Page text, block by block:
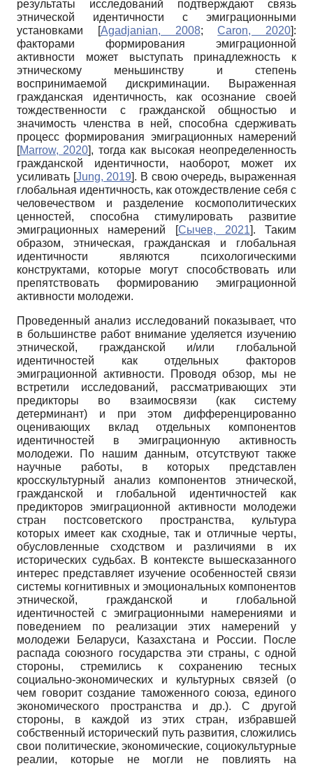
результаты исследований подтверждают связь
этнической идентичности с эмиграционными
установками
[Agadjanian, 2008;Caron, 2020]:
факторами формирования эмиграционной
активности может выступать принадлежность к
этническому меньшинству и степень
воспринимаемой дискриминации. Выраженная
гражданская идентичность, как осознание своей
тождественности с гражданской общностью и
значимость членства в ней, способна сдерживать
процесс формирования эмиграционных намерений
[Marrow, 2020], тогда как высокая неопределенность
гражданской идентичности, наоборот, может их
усиливать [Jung, 2019]. В свою очередь, выраженная
глобальная идентичность, как отождествление себя с
человечеством и разделение космополитических
ценностей, способна стимулировать развитие
эмиграционных намерений
[Сычев, 2021]. Таким
образом, этническая, гражданская и глобальная
идентичности являются психологическими
конструктами, которые могут способствовать или
препятствовать формированию эмиграционной
активности молодежи.
Проведенный анализ исследований показывает, что
в большинстве работ внимание уделяется изучению
этнической, гражданской и/или глобальной
идентичностей как отдельных факторов
эмиграционной активности. Проводя обзор, мы не
встретили исследований, рассматривающих эти
предикторы во взаимосвязи (как систему
детерминант) и при этом дифференцированно
оценивающих вклад отдельных компонентов
идентичностей в эмиграционную активность
молодежи. По нашим данным, отсутствуют также
научные работы, в которых представлен
кросскультурный анализ компонентов этнической,
гражданской и глобальной идентичностей как
предикторов эмиграционной активности молодежи
стран постсоветского пространства, культура
которых имеет как сходные, так и отличные черты,
обусловленные сходством и различиями в их
исторических судьбах. В контексте вышесказанного
интерес представляет изучение особенностей связи
системы когнитивных и эмоциональных компонентов
этнической, гражданской и глобальной
идентичностей с эмиграционными намерениями и
поведением по реализации этих намерений у
молодежи Беларуси, Казахстана и России. После
распада союзного государства эти страны, с одной
стороны, стремились к сохранению тесных
социально-экономических и культурных связей (о
чем говорит создание таможенного союза, единого
экономического пространства и др.). С другой
стороны, в каждой из этих стран, избравшей
собственный исторический путь развития, сложились
свои политические, экономические, социокультурные
реалии, которые не могли не повлиять на